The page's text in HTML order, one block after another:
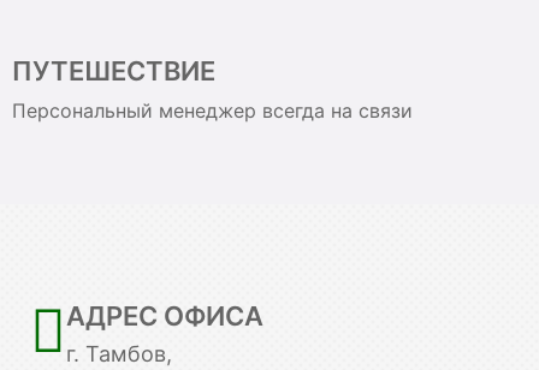
ПУТЕШЕСТВИЕ
Персональный менеджер всегда на связи
АДРЕС ОФИСА
г. Тамбов,